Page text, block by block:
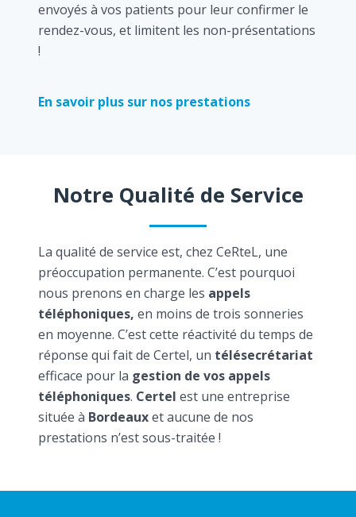
envoyés à vos patients pour leur confirmer le
rendez-vous, et limitent les non-présentations
!
En savoir plus sur nos prestations
Notre Qualité de Service
La qualité de service est, chez CeRteL, une
préoccupation permanente. C’est pourquoi
nous prenons en charge les appels
téléphoniques, en moins de trois sonneries
en moyenne. C’est cette réactivité du temps de
réponse qui fait de Certel, un télésecrétariat
efficace pour la gestion de vos appels
téléphoniques. Certel est une entreprise
située à Bordeauxet aucune de nos
prestations n’est sous-traitée !